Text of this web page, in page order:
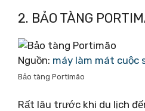
2. BẢO TÀNG
Nguồn: máy làm mát cuộc
Bảo tàng Portimão
Rất lâu trước khi du lịch